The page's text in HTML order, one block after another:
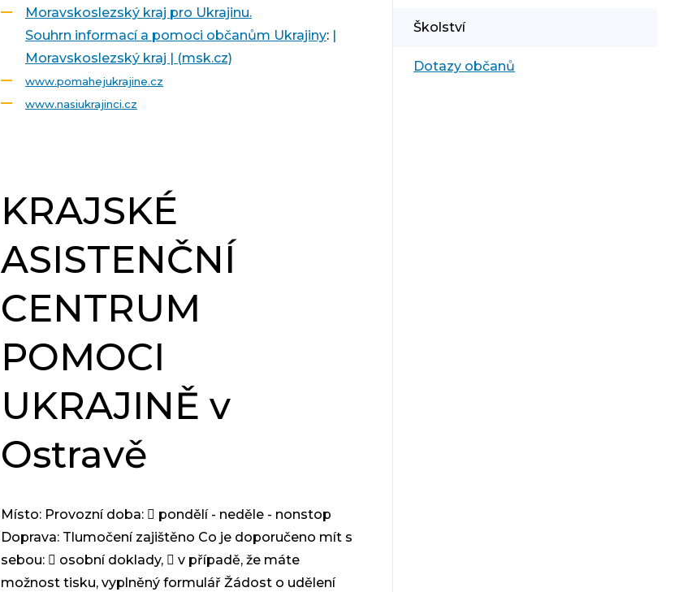
Moravskoslezský kraj pro Ukrajinu.
Souhrn informací a pomoci občanům Ukrajiny:
Moravskoslezský kraj | (msk.cz)
www.pomahejukrajine.cz
www.nasiukrajinci.cz
KRAJSKÉ
ASISTENČNÍ
CENTRUM
POMOCI
UKRAJINĚ v
Ostravě
Místo: Provozní doba:  pondělí - neděle - nonstop
Doprava: Tlumočení zajištěno Co je doporučeno mít s
sebou:  osobní doklady,  v případě, že máte
možnost tisku, vyplněný formulář Žádost o udělení
Školství
Dotazy občanů